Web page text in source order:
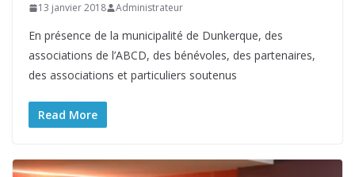
13 janvier 2018 Administrateur
En présence de la municipalité de Dunkerque, des
associations de l’ABCD, des bénévoles, des partenaires,
des associations et particuliers soutenus
Read More